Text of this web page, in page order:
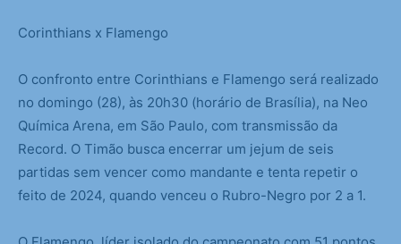
Corinthians x Flamengo
O confronto entre Corinthians e Flamengo será realizado
no domingo (28), às 20h30 (horário de Brasília), na Neo
Química Arena, em São Paulo, com transmissão da
Record. O Timão busca encerrar um jejum de seis
partidas sem vencer como mandante e tenta repetir o
feito de 2024, quando venceu o Rubro-Negro por 2 a 1.